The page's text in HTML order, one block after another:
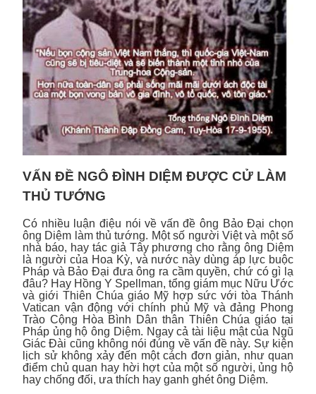
VẤN ĐỀ NGÔ ĐÌNH DIỆM ĐƯỢC CỬ LÀM
THỦ TƯỚNG
Có nhiều luận điệu nói về vấn đề ông Bảo Đại chọn
ông Diệm làm thủ tướng. Một số người Việt và một số
nhà báo, hay tác giả Tây phương cho rằng ông Diệm
là người của Hoa Kỳ, và nước này dùng áp lực buộc
Pháp và Bảo Đại đưa ông ra cầm quyền, chứ có gì lạ
đâu? Hay Hồng Y Spellman, tổng giám mục Nữu Ước
và giới Thiên Chúa giáo Mỹ hợp sức với tòa Thánh
Vatican vận động với chính phủ Mỹ và đảng Phong
Trào Cộng Hòa Bình Dân thân Thiên Chúa giáo tại
Pháp ủng hộ ông Diệm. Ngay cả tài liệu mật của Ngũ
Giác Đài cũng không nói đúng về vấn đề này. Sự kiện
lịch sử không xảy đến một cách đơn giản, như quan
điểm chủ quan hay hời hợt của một số người, ủng hộ
hay chống đối, ưa thích hay ganh ghét ông Diệm.